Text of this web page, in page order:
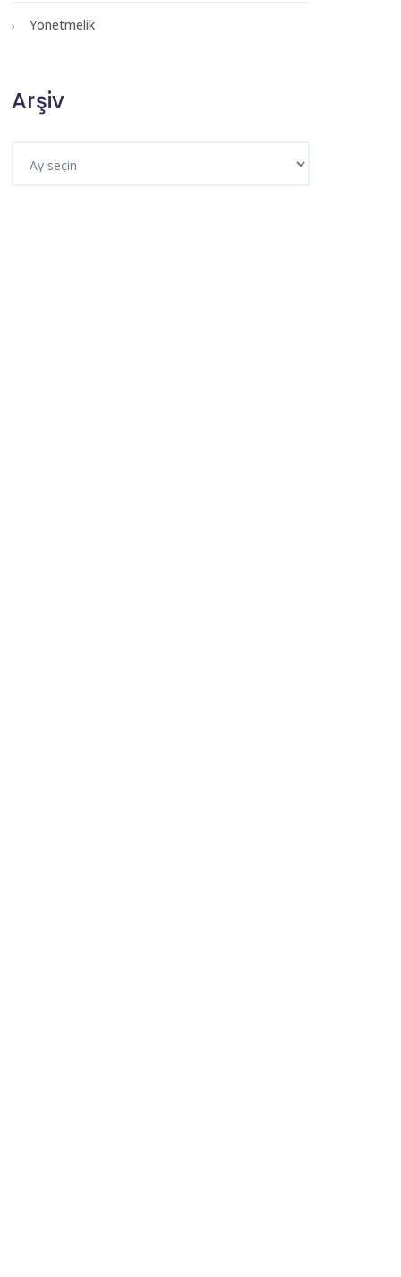
Yönetmelik
Arşiv